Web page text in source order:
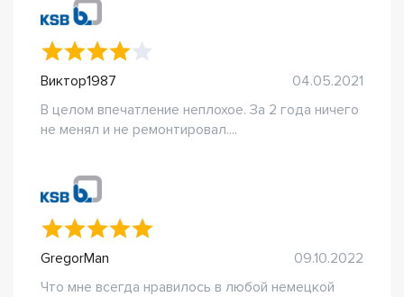
Виктор1987
04.05.2021
В целом впечатление неплохое. За 2 года ничего
не менял и не ремонтировал....
GregorMan
09.10.2022
Что мне всегда нравилось в любой немецкой